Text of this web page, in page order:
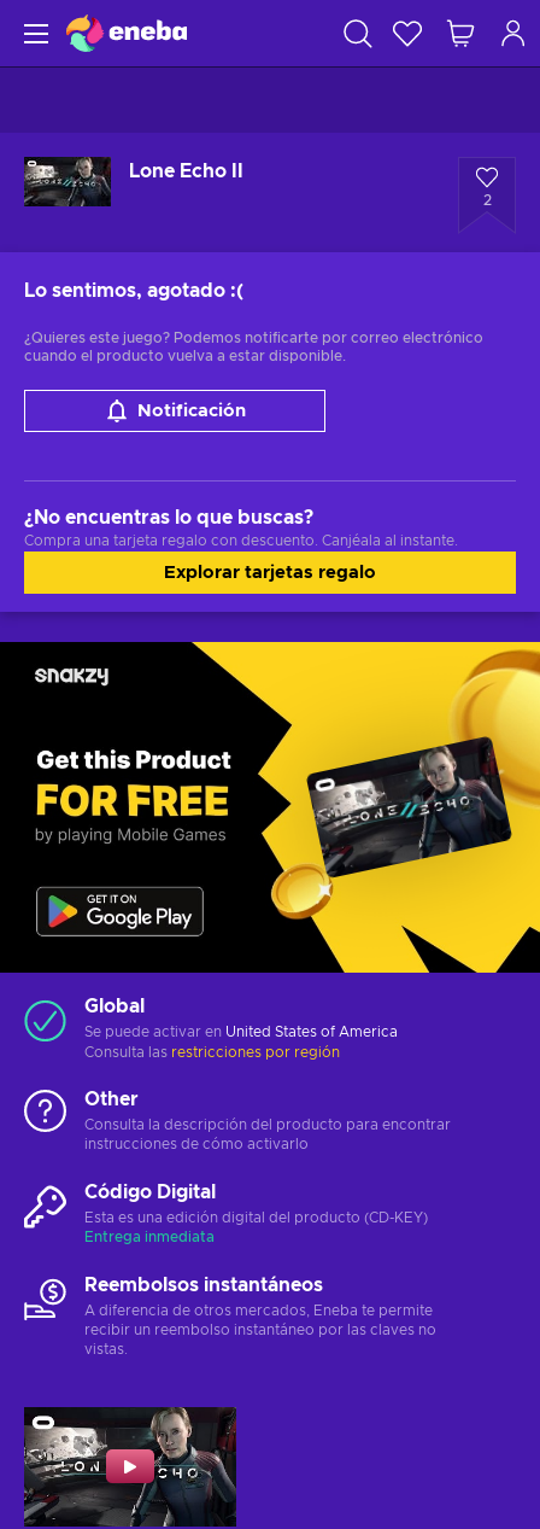
Lone Echo II
2
Lo sentimos, agotado :(
¿Quieres este juego? Podemos notificarte por correo electrónico
cuando el producto vuelva a estar disponible.
Notificación
¿No encuentras lo que buscas?
Compra una tarjeta regalo con descuento. Canjéala al instante.
Explorar tarjetas regalo
Global
Se puede activar en United States of America
Consulta las restricciones por región
Other
Consulta la descripción del producto para encontrar
instrucciones de cómo activarlo
Código Digital
Esta es una edición digital del producto (CD-KEY)
Entrega inmediata
Reembolsos instantáneos
A diferencia de otros mercados, Eneba te permite
recibir un reembolso instantáneo por las claves no
vistas.